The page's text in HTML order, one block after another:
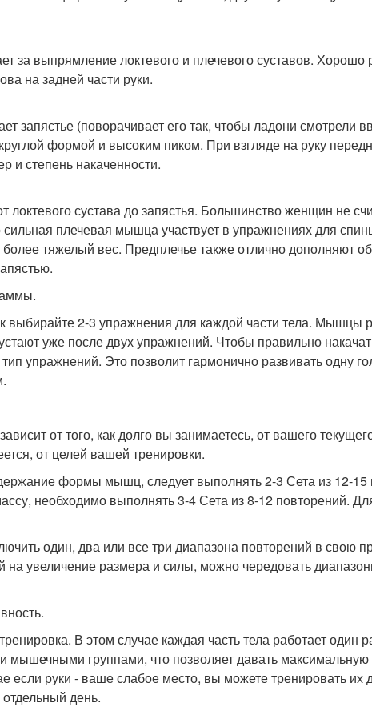
за выпрямление локтевого и плечевого суставов. Хорошо
на задней части руки.
запястье (поворачивает его так, чтобы ладони смотрели
формой и высоким пиком. При взгляде на руку
и степень накаченности.
локтевого сустава до запястья. Большинство женщин не
сильная плечевая мышца участвует в упражнениях для
тяжелый вес. Предплечье также отлично дополняют
выбирайте 2-3 упражнения для каждой части тела. Мышцы
уже после двух упражнений. Чтобы правильно
упражнений. Это позволит гармонично развивать одну
от того, как долго вы занимаетесь, от вашего
от целей вашей тренировки.
формы мышц, следует выполнять 2-3 Сета из 12-15
необходимо выполнять 3-4 Сета из 8-12 повторений.
один, два или все три диапазона повторений в свою
увеличение размера и силы, можно чередовать
В этом случае каждая часть тела работает один
мышечными группами, что позволяет давать
если руки - ваше слабое место, вы можете тренировать их
день.